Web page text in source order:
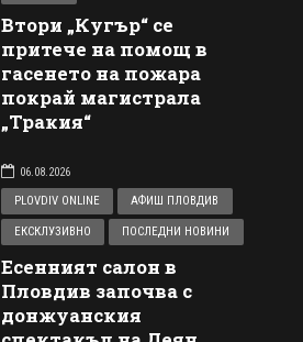
Втори „Кугър“ се
притече на помощ в
гасенето на пожара
покрай магистрала
„Тракия“
06.08.2026
PLOVDIV ONLINE
АФИШ ПЛОВДИВ
ЕКСКЛУЗИВНО ПОСЛЕДНИ НОВИНИ
Есенният салон в
Пловдив започва с
донжуанския